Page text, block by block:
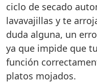
ciclo de secado
lavavajillas y te
duda alguna, un
ya que impide que
función
platos mojados.